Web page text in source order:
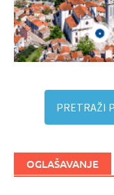
PRETRAŽI
OGLAŠAVANJE